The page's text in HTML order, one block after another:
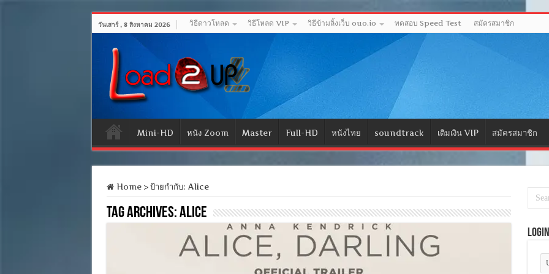
วันเสาร์ , 8 สิงหาคม 2026 วิธีดาวโหลด วิธีโหลด VIP วิธีข้ามลิ้งเว็บ ouo.io ทดสอบ Speed Test สมัครสมาชิก
Mini-HD หนัง Zoom Master Full-HD หนังไทย soundtrack เติมเงิน VIP สมัครสมาชิก
Home > ป้ายกำกับ: Alice
Tag Archives:Alice
Login